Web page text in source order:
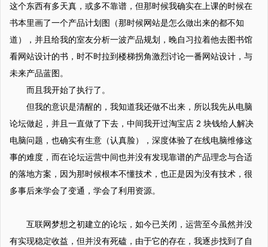
这个东西有多天真，或多不靠谱，但那时候我确实在上课的时候在
书本里画了一个产品计划图（那时候网站是怎么做出来的都不知
道），并且给我的室友分析一波产品规划，晚自习拉着他去图书馆
看网站设计的书，时不时拉到楼梯拐角激烈讨论一番网站设计，与
未来产品蓝图。
而且我开始了执行了。
但我的意识是清醒的，我知道我还做不出来，所以我先从电脑
论坛做起，并且一直做了下去，中间我开过淘宝店 2 块钱给人解决
电脑问题，也确实有生意（认真脸），深度体验了在线电脑维修这
事的难度，而在论坛运营中间也并没有发现靠谱的产品理念与合适
的落地方案，因为那时候根本不懂技术，也正是因为没有技术，很
多事后来学会了变通，学会了利用资源。
互联网梦想之初建立的论坛，如今已关闭，运营至今虽然并没
有实现稳定收益，但并没有死磕，由于它的存在，我逐步找到了自